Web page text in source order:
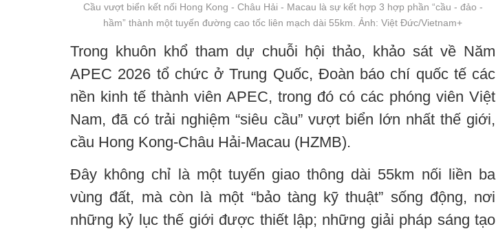
Cầu vượt biển kết nối Hong Kong - Châu Hải - Macau là sự kết hợp 3 hợp phần “cầu - đảo -
hầm” thành một tuyến đường cao tốc liên mạch dài 55km. Ảnh: Việt Đức/Vietnam+
Trong khuôn khổ tham dự chuỗi hội thảo, khảo sát về Năm
APEC 2026 tổ chức ở Trung Quốc, Đoàn báo chí quốc tế các
nền kinh tế thành viên APEC, trong đó có các phóng viên Việt
Nam, đã có trải nghiệm “siêu cầu” vượt biển lớn nhất thế giới,
cầu Hong Kong-Châu Hải-Macau (HZMB).
Đây không chỉ là một tuyến giao thông dài 55km nối liền ba
vùng đất, mà còn là một “bảo tàng kỹ thuật” sống động, nơi
những kỷ lục thế giới được thiết lập; những giải pháp sáng tạo